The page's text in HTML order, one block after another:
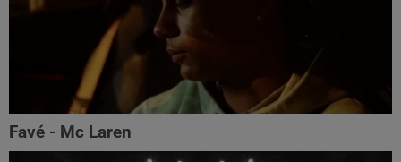
Favé - Mc Laren